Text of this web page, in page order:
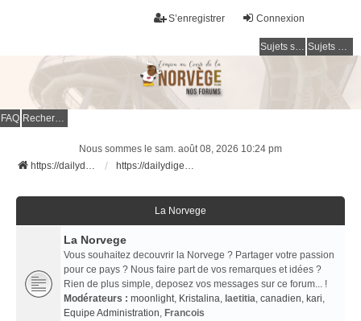
Connexion
S’enregistrer
Sujets sans réponse Sujets actifs
FAQ Rechercher
Nous sommes le sam. août 08, 2026 10:24 pm
https://dailydigesthub.com
https://dailydigesthub.com
La Norvege
La Norvege
Vous souhaitez decouvrir la Norvege ? Partager votre passion
pour ce pays ? Nous faire part de vos remarques et idées ?
Rien de plus simple, deposez vos messages sur ce forum... !
Modérateurs : moonlight, Kristalina, laetitia, canadien, kari,
Equipe Administration, Francois